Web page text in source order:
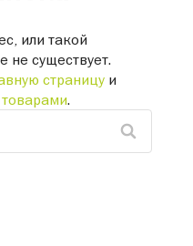
или такой
не существует.
страницуи
товарами.